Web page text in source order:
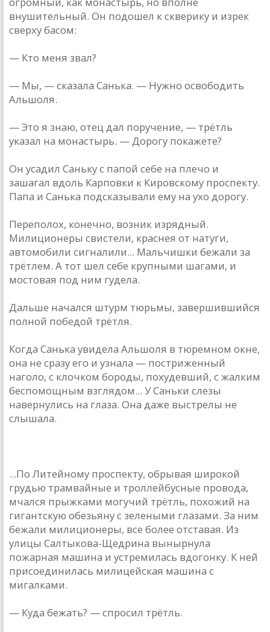
внушительный. Он подошел к скверику и изрек
сверху басом:
— Кто меня звал?
— Мы, — сказала Санька. — Нужно освободить
Альшоля.
— Это я знаю, отец дал поручение, — трётль
указал на монастырь. — Дорогу покажете?
Он усадил Саньку с папой себе на плечо и
зашагал вдоль Карповки к Кировскому проспекту.
Папа и Санька подсказывали ему на ухо дорогу.
Переполох, конечно, возник изрядный.
Милиционеры свистели, краснея от натуги,
автомобили сигналили... Мальчишки бежали за
трётлем. А тот шел себе крупными шагами, и
мостовая под ним гудела.
Дальше начался штурм тюрьмы, завершившийся
полной победой трётля.
Когда Санька увидела Альшоля в тюремном окне,
она не сразу его и узнала — постриженный
наголо, с клочком бороды, похудевший, с жалким
беспомощным взглядом... У Саньки слезы
навернулись на глаза. Она даже выстрелы не
слышала.
...По Литейному проспекту, обрывая широкой
грудью трамвайные и троллейбусные провода,
мчался прыжками могучий трётль, похожий на
гигантскую обезьяну с зелеными глазами. За ним
бежали милиционеры, все более отставая. Из
улицы Салтыкова-Щедрина вынырнула
пожарная машина и устремилась вдогонку. К ней
присоединилась милицейская машина с
мигалками.
— Куда бежать? — спросил трётль.